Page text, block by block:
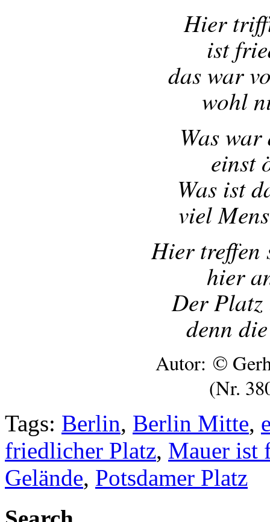
Hier
ist
das war
wohl
Was war
einst
Was ist
viel
Hier treffen
hier
Der
denn
Autor: ©
(Nr.
Tags: Berlin, Berlin Mitte,
friedlicher Platz, Mauer ist
Gelände, Potsdamer Platz